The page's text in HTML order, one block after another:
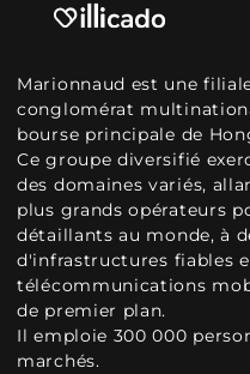
Marionnaud est une
conglomérat
bourse principale de
Ce groupe diversifié
des domaines variés,
plus grands opérateurs
détaillants au monde, à
d'infrastructures fiables
télécommunications
de premier plan.
Il emploie 300 000
marchés.